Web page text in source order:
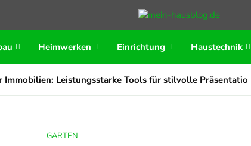
Heimwerken Einrichtung Haustechnik
Immobilien: Leistungsstarke Tools für stilvolle
GARTEN